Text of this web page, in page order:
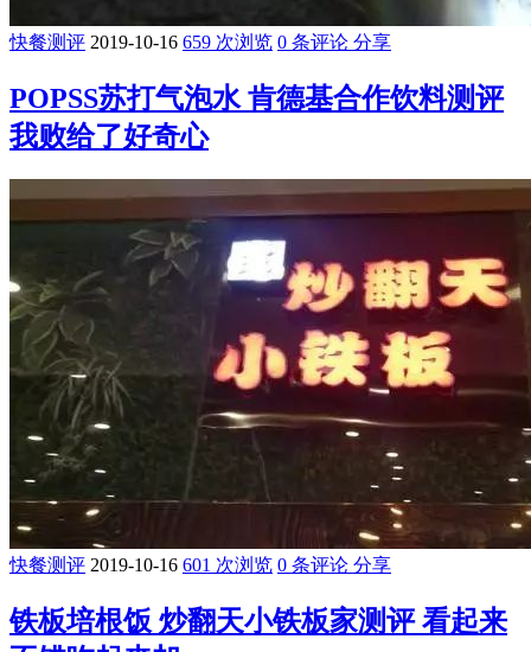
快餐测评 2019-10-16 659 次浏览 0 条评论 分享
POPSS苏打气泡水 肯德基合作饮料测评
我败给了好奇心
快餐测评 2019-10-16 601 次浏览 0 条评论 分享
铁板培根饭 炒翻天小铁板家测评 看起来